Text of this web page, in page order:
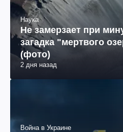
Наука
Не замерзает при
загадка "мертвого
(фото)
2 дня назад
Война в Украине